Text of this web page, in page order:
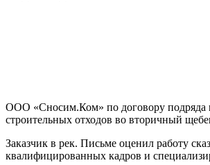
ООО «Сносим.Ком» по договору подряда
строительных отходов во вторичный
Заказчик в рек. Письме оценил работу
квалифицированных кадров и